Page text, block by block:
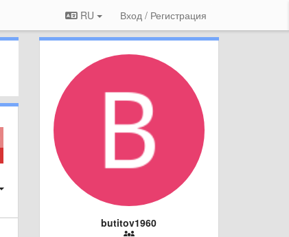
RU Вход / Регистрация
butitov1960